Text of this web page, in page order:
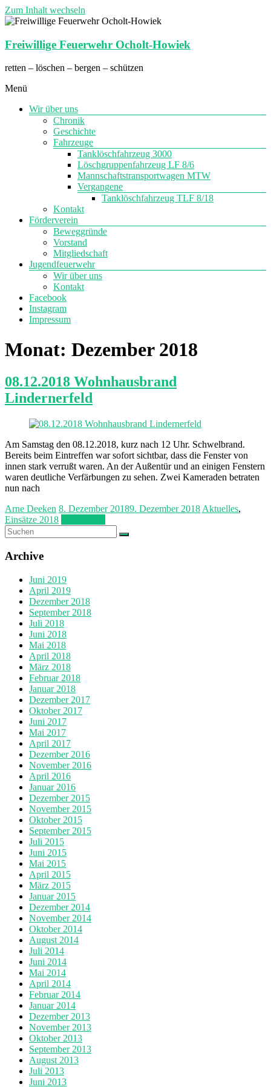
Zum Inhalt wechseln
Freiwillige Feuerwehr Ocholt-Howiek
retten – löschen – bergen – schützen
Menü
Wir über uns
Chronik
Geschichte
Fahrzeuge
Tanklöschfahrzeug 3000
Löschgruppenfahrzeug LF 8/6
Mannschaftstransportwagen MTW
Vergangene
Tanklöschfahrzeug TLF 8/18
Kontakt
Förderverein
Beweggründe
Vorstand
Mitgliedschaft
Jugendfeuerwehr
Wir über uns
Kontakt
Facebook
Instagram
Impressum
Monat: Dezember 2018
08.12.2018 Wohnhausbrand
Lindernerfeld
Am Samstag den 08.12.2018, kurz nach 12 Uhr. Schwelbrand.
Bereits beim Eintreffen war sofort sichtbar, dass die Fenster von
innen stark verrußt waren. An der Außentür und an einigen Fenstern
waren deutliche Verfärbungen zu sehen. Zwei Kameraden betraten
nun nach
Arne Deeken 8. Dezember 20189. Dezember 2018 Aktuelles,
Einsätze 2018
Archive
Juni 2019
April 2019
Dezember 2018
September 2018
Juli 2018
Juni 2018
Mai 2018
April 2018
März 2018
Februar 2018
Januar 2018
Dezember 2017
Oktober 2017
Juni 2017
Mai 2017
April 2017
Dezember 2016
November 2016
April 2016
Januar 2016
Dezember 2015
November 2015
Oktober 2015
September 2015
Juli 2015
Juni 2015
Mai 2015
April 2015
März 2015
Januar 2015
Dezember 2014
November 2014
Oktober 2014
August 2014
Juli 2014
Juni 2014
Mai 2014
April 2014
Februar 2014
Januar 2014
Dezember 2013
November 2013
Oktober 2013
September 2013
August 2013
Juli 2013
Juni 2013